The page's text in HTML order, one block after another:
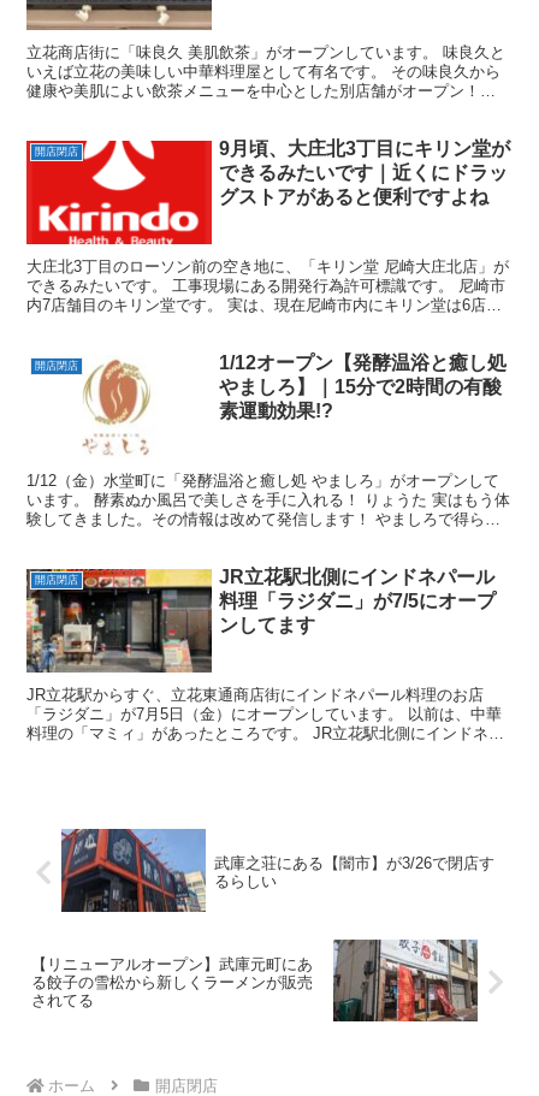
立花商店街に「味良久 美肌飲茶」がオープンしています。 味良久と
いえば立花の美味しい中華料理屋として有名です。 その味良久から
健康や美肌によい飲茶メニューを中心とした別店舗がオープン！
開店閉店
9月頃、大庄北3丁目にキリン堂が
できるみたいです｜近くにドラッ
グストアがあると便利ですよね
大庄北3丁目のローソン前の空き地に、「キリン堂 尼崎大庄北店」が
できるみたいです。 工事現場にある開発行為許可標識です。 尼崎市
内7店舗目のキリン堂です。 実は、現在尼崎市内にキリン堂は6店舗
開店閉店
1/12オープン【発酵温浴と癒し処
やましろ】｜15分で2時間の有酸
素運動効果!?
1/12（金）水堂町に「発酵温浴と癒し処 やましろ」がオープンして
います。 酵素ぬか風呂で美しさを手に入れる！ りょうた 実はもう体
験してきました。その情報は改めて発信します！ やましろで得られ
開店閉店
JR立花駅北側にインドネパール
料理「ラジダニ」が7/5にオープ
ンしてます
JR立花駅からすぐ、立花東通商店街にインドネパール料理のお店
「ラジダニ」が7月5日（金）にオープンしています。 以前は、中華
料理の「マミィ」があったところです。 JR立花駅北側にインドネパ
武庫之荘にある【闇市】が3/26で閉店す
るらしい
【リニューアルオープン】武庫元町にあ
る餃子の雪松から新しくラーメンが販売
されてる
ホーム 開店閉店